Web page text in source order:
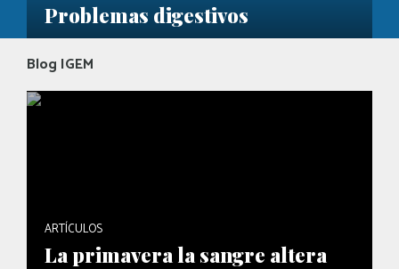
Problemas digestivos
Blog IGEM
ARTÍCULOS
La primavera la sangre altera